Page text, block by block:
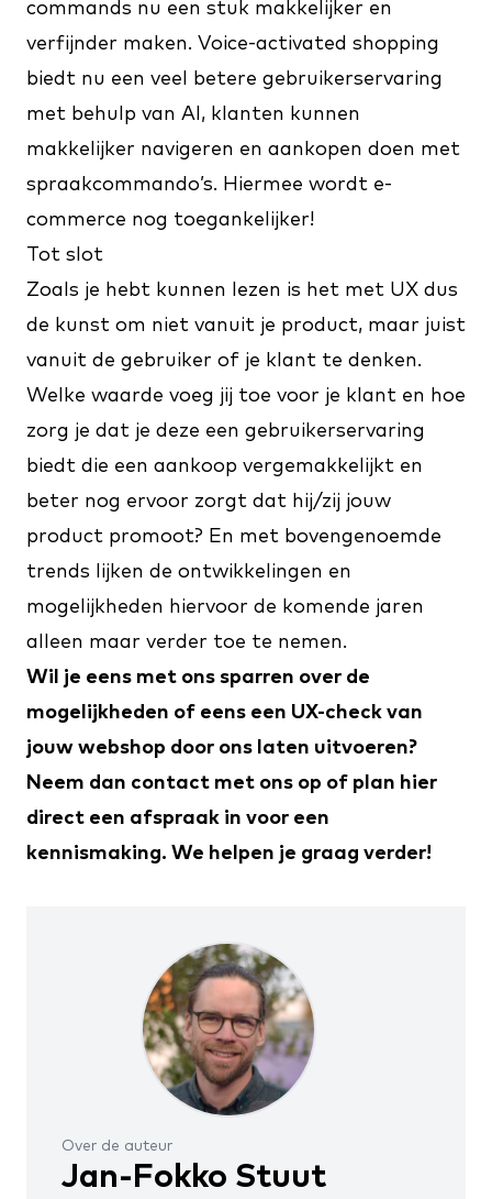
commands nu een stuk makkelijker en
verfijnder maken. Voice-activated shopping
biedt nu een veel betere gebruikerservaring
met behulp van AI, klanten kunnen
makkelijker navigeren en aankopen doen met
spraakcommando’s. Hiermee wordt e-
commerce nog toegankelijker!
Tot slot
Zoals je hebt kunnen lezen is het met UX dus
de kunst om niet vanuit je product, maar juist
vanuit de gebruiker of je klant te denken.
Welke waarde voeg jij toe voor je klant en hoe
zorg je dat je deze een gebruikerservaring
biedt die een aankoop vergemakkelijkt en
beter nog ervoor zorgt dat hij/zij jouw
product promoot? En met bovengenoemde
trends lijken de ontwikkelingen en
mogelijkheden hiervoor de komende jaren
alleen maar verder toe te nemen.
Wil je eens met ons sparren over de
mogelijkheden of eens een UX-check van
jouw webshop door ons laten uitvoeren?
Neem dan contact met ons op of plan hier
direct een afspraak in voor een
kennismaking. We helpen je graag verder!
Over de auteur
Jan-Fokko Stuut